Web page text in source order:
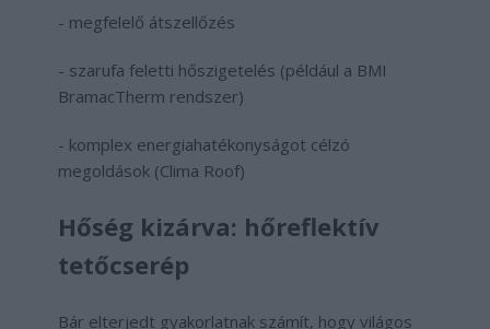
- megfelelő átszellőzés
- szarufa feletti hőszigetelés (például a BMI
BramacTherm rendszer)
- komplex energiahatékonyságot célzó
megoldások (Clima Roof)
Hőség kizárva: hőreflektív
tetőcserép
Bár elterjedt gyakorlatnak számít, hogy világos